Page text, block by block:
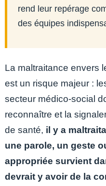
rend leur repérage
des équipes
La maltraitance envers
est un risque majeur :
secteur médico-social
reconnaître et la
de santé, il y a
une parole, un geste
appropriée survient
devrait y avoir de la